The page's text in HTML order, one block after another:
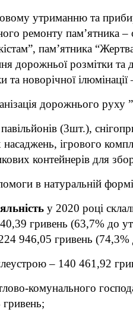
утриманню та
ремонту пам’ятника –
пам’ятника
дорожньої розмітки та
новорічної
дорожнього руху
(3шт.),
насаджень, ігрового
контейнерів для
в натуральній
у 2020 році
гривень (63,7% до
946,05 гривень (74,3%
– 140 461,92
комунального